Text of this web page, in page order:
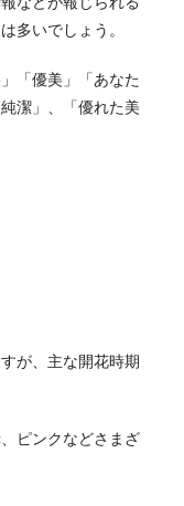
多いでしょう。
「優美」「あなた
潔」、「優れた美
が、主な開花時期
ピンクなどさまざ